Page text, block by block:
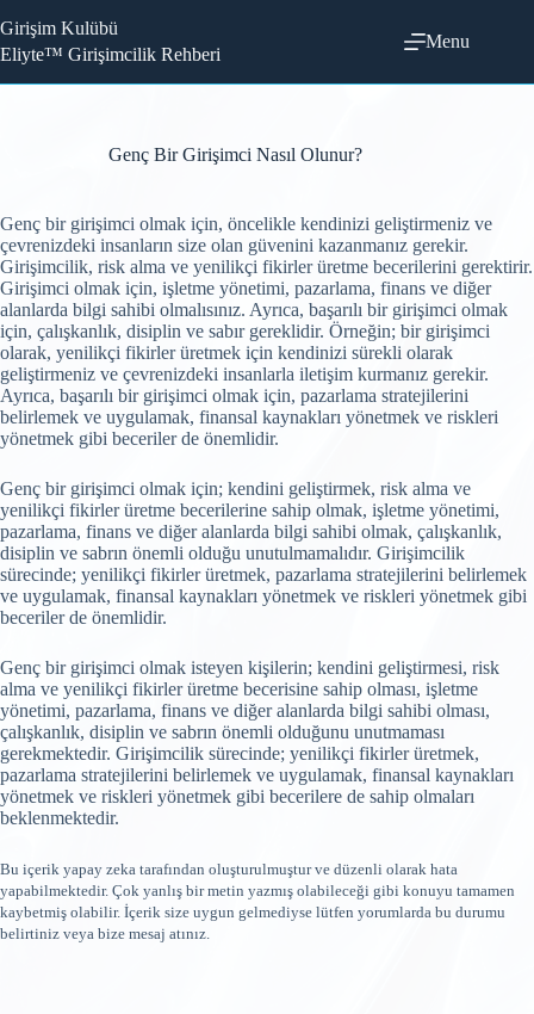
to
content
Girişim Kulübü
Eliyte™ Girişimcilik Rehberi
Menu
Genç Bir Girişimci Nasıl Olunur?
Genç bir girişimci olmak için, öncelikle kendinizi geliştirmeniz ve
çevrenizdeki insanların size olan güvenini kazanmanız gerekir.
Girişimcilik, risk alma ve yenilikçi fikirler üretme becerilerini gerektirir.
Girişimci olmak için, işletme yönetimi, pazarlama, finans ve diğer
alanlarda bilgi sahibi olmalısınız. Ayrıca, başarılı bir girişimci olmak
için, çalışkanlık, disiplin ve sabır gereklidir. Örneğin; bir girişimci
olarak, yenilikçi fikirler üretmek için kendinizi sürekli olarak
geliştirmeniz ve çevrenizdeki insanlarla iletişim kurmanız gerekir.
Ayrıca, başarılı bir girişimci olmak için, pazarlama stratejilerini
belirlemek ve uygulamak, finansal kaynakları yönetmek ve riskleri
yönetmek gibi beceriler de önemlidir.
Genç bir girişimci olmak için; kendini geliştirmek, risk alma ve
yenilikçi fikirler üretme becerilerine sahip olmak, işletme yönetimi,
pazarlama, finans ve diğer alanlarda bilgi sahibi olmak, çalışkanlık,
disiplin ve sabrın önemli olduğu unutulmamalıdır. Girişimcilik
sürecinde; yenilikçi fikirler üretmek, pazarlama stratejilerini belirlemek
ve uygulamak, finansal kaynakları yönetmek ve riskleri yönetmek gibi
beceriler de önemlidir.
Genç bir girişimci olmak isteyen kişilerin; kendini geliştirmesi, risk
alma ve yenilikçi fikirler üretme becerisine sahip olması, işletme
yönetimi, pazarlama, finans ve diğer alanlarda bilgi sahibi olması,
çalışkanlık, disiplin ve sabrın önemli olduğunu unutmaması
gerekmektedir. Girişimcilik sürecinde; yenilikçi fikirler üretmek,
pazarlama stratejilerini belirlemek ve uygulamak, finansal kaynakları
yönetmek ve riskleri yönetmek gibi becerilere de sahip olmaları
beklenmektedir.
Bu içerik yapay zeka tarafından oluşturulmuştur ve düzenli olarak hata
yapabilmektedir. Çok yanlış bir metin yazmış olabileceği gibi konuyu tamamen
kaybetmiş olabilir. İçerik size uygun gelmediyse lütfen yorumlarda bu durumu
belirtiniz veya bize mesaj atınız.